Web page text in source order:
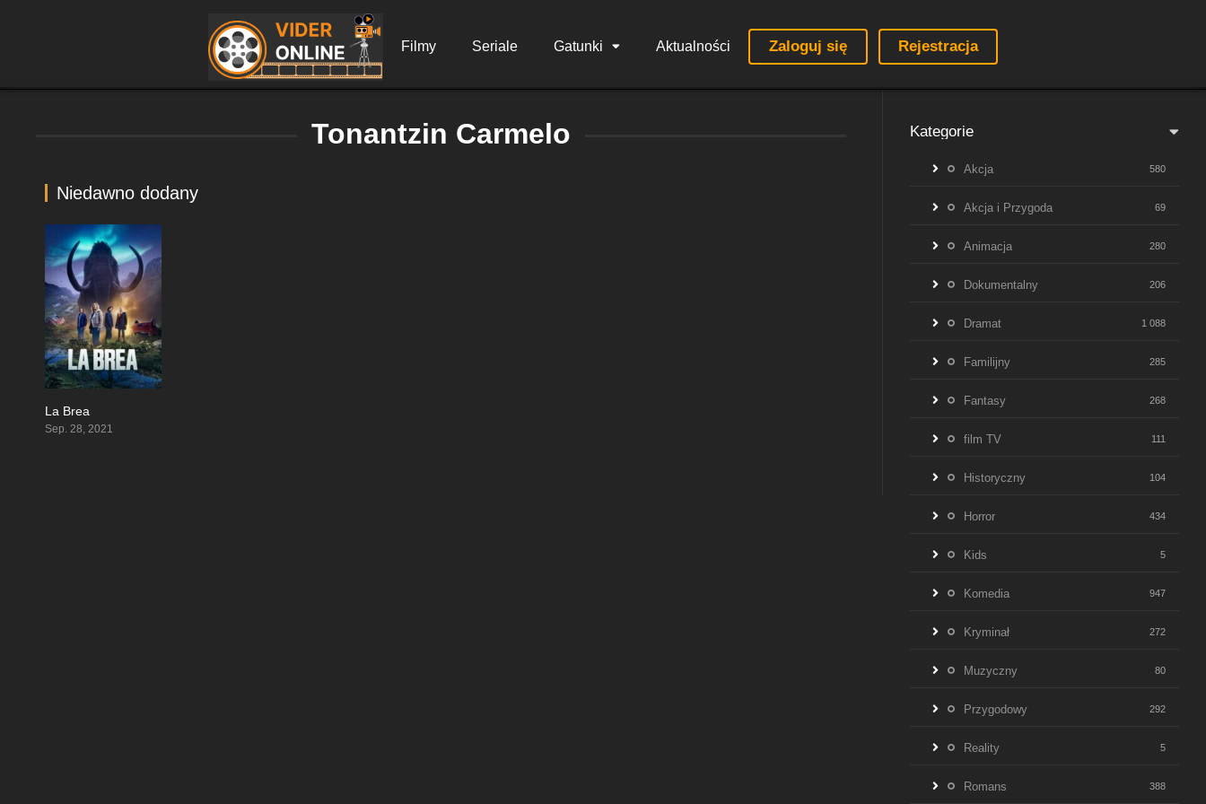
Filmy Seriale Gatunki Aktualności Zaloguj się Rejestracja
Tonantzin Carmelo
Niedawno dodany
La Brea
Sep. 28, 2021
Kategorie
Akcja 580
Akcja i Przygoda 69
Animacja 280
Dokumentalny 206
Dramat 1 088
Familijny 285
Fantasy 268
film TV 111
Historyczny 104
Horror 434
Kids 5
Komedia 947
Kryminał 272
Muzyczny 80
Przygodowy 292
Reality 5
Romans 388